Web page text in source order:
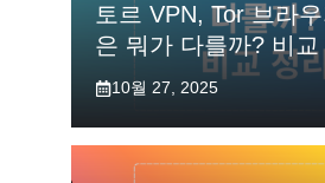
토르 VPN, Tor 브라
은 뭐가 다를까? 비교
10월 27, 2025